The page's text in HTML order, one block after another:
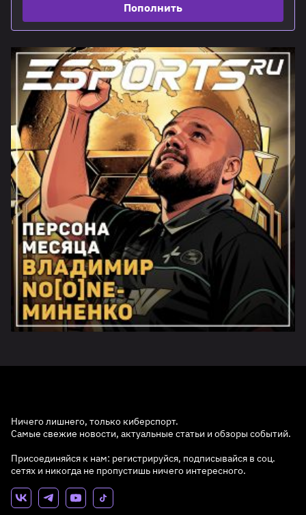
Пополнить
Ничего лишнего, только киберспорт.
Самые свежие новости, актуальные статьи и обзоры событий.
Присоединяйся к нам: регистрируйся, подписывайся в соц.
сетях и никогда не пропустишь ничего интересного.